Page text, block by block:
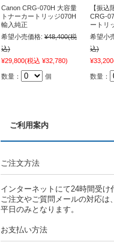
Canon CRG-070H 大容量
トナーカートリッジ070H
輸入純正
希望小売価格: ¥48,400(税
込)
¥29,800(税込 ¥32,780)
数量： 個
【振込
CRG-
ートリ
希望小
込)
¥33,200
数量：
ご利用案内
ご注文方法
インターネットにて24時間受け
ご注文やご質問メールの対応は
平日のみとなります。
お支払い方法